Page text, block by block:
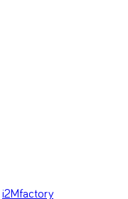
i2Mfactory